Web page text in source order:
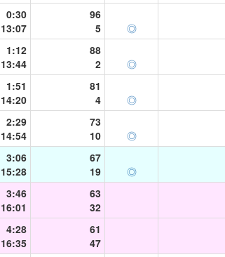
0:30
13:07
96
5
◎
1:12
13:44
88
2
◎
1:51
14:20
81
4
◎
2:29
14:54
73
10
◎
3:06
15:28
67
19
◎
3:46
16:01
63
32
4:28
16:35
61
47